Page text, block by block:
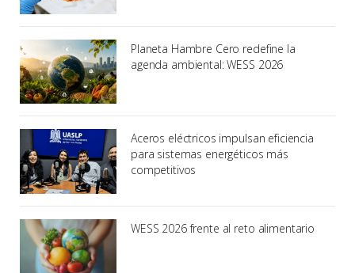
Planeta Hambre Cero redefine la
agenda ambiental: WESS 2026
Aceros eléctricos impulsan eficiencia
para sistemas energéticos más
competitivos
WESS 2026 frente al reto alimentario